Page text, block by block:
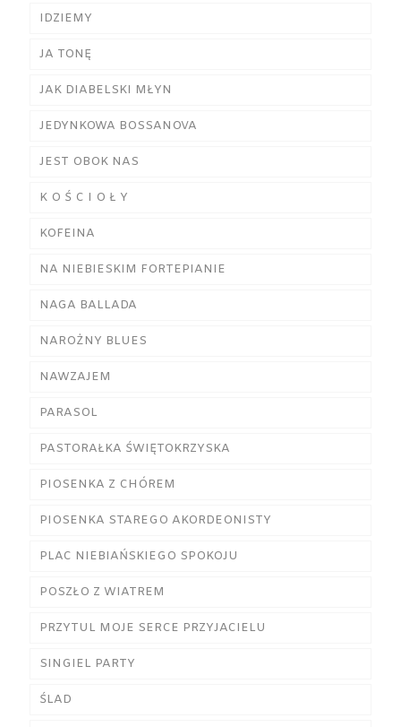
IDZIEMY
JA TONĘ
JAK DIABELSKI MŁYN
JEDYNKOWA BOSSANOVA
JEST OBOK NAS
K O Ś C I O Ł Y
KOFEINA
NA NIEBIESKIM FORTEPIANIE
NAGA BALLADA
NAROŻNY BLUES
NAWZAJEM
PARASOL
PASTORAŁKA ŚWIĘTOKRZYSKA
PIOSENKA Z CHÓREM
PIOSENKA STAREGO AKORDEONISTY
PLAC NIEBIAŃSKIEGO SPOKOJU
POSZŁO Z WIATREM
PRZYTUL MOJE SERCE PRZYJACIELU
SINGIEL PARTY
ŚLAD